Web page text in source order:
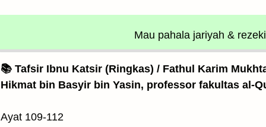
Mau pahala jariyah &
📚 Tafsir Ibnu Katsir (Ringkas) / Fathul Karim
Hikmat bin Basyir bin Yasin, professor fakultas al-
Ayat 109-112